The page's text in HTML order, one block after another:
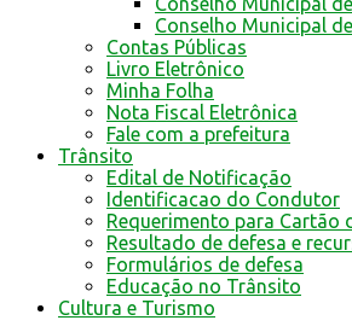
Conselho Municipal
Contas Públicas
Livro Eletrônico
Minha Folha
Nota Fiscal Eletrônica
Fale com a prefeitura
Trânsito
Edital de Notificação
Identificacao do Condutor
Requerimento para Cartão
Resultado de defesa e
Formulários de defesa
Educação no Trânsito
Cultura e Turismo